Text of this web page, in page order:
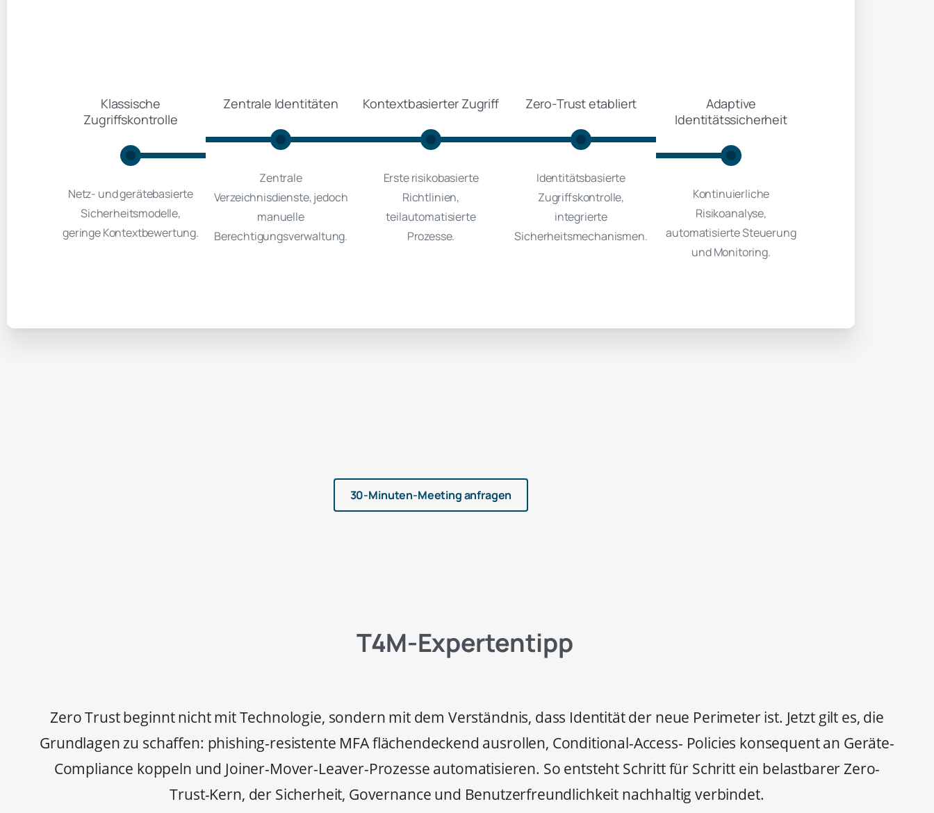
Klassische
Zugriffskontrolle
Netz- und gerätebasierte
Sicherheitsmodelle,
geringe Kontextbewertung.
Zentrale Identitäten
Zentrale
Verzeichnisdienste, jedoch
manuelle
Berechtigungsverwaltung.
Kontextbasierter Zugriff
Erste risikobasierte
Richtlinien,
teilautomatisierte
Prozesse.
Zero-Trust etabliert
Identitätsbasierte
Zugriffskontrolle,
integrierte
Sicherheitsmechanismen.
Adaptive
Identitätssicherheit
Kontinuierliche
Risikoanalyse,
automatisierte Steuerung
und Monitoring.
30-Minuten-Meeting anfragen
T4M-Expertentipp
Zero Trust beginnt nicht mit Technologie, sondern mit dem Verständnis, dass Identität der neue Perimeter ist. Jetzt gilt es, die
Grundlagen zu schaffen: phishing-resistente MFA flächendeckend ausrollen, Conditional-Access- Policies konsequent an Geräte-
Compliance koppeln und Joiner-Mover-Leaver-Prozesse automatisieren. So entsteht Schritt für Schritt ein belastbarer Zero-
Trust-Kern, der Sicherheit, Governance und Benutzerfreundlichkeit nachhaltig verbindet.